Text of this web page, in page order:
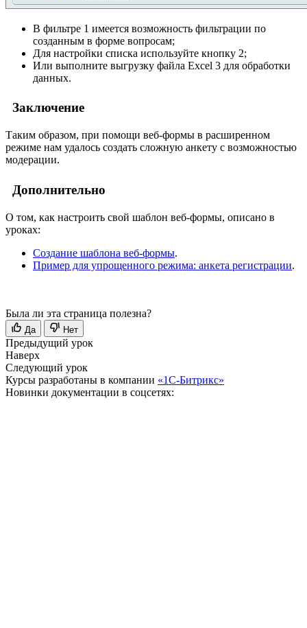
В фильтре 1 имеется возможность фильтрации по
созданным в форме вопросам;
Для настройки списка используйте кнопку 2;
Или выполните выгрузку файла Excel 3 для обработки
данных.
Заключение
Таким образом, при помощи веб-формы в расширенном
режиме нам удалось создать сложную анкету с возможностью
модерации.
Дополнительно
О том, как настроить свой шаблон веб-формы, описано в
уроках:
Создание шаблона веб-формы.
Пример для упрощенного режима: анкета регистрации.
Была ли эта страница полезна?
Да Нет
Предыдущий урок
Наверх
Следующий урок
Курсы разработаны в компании «1С-Битрикс»
Новинки документации в соцсетях: